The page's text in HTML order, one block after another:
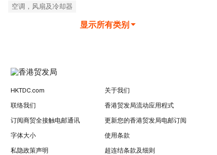
空调，风扇及冷却器
显示所有类别
HKTDC.com 关于我们
联络我们 香港贸发局流动应用程式
订阅商贸全接触电邮通讯 更新您的香港贸发局电邮订阅
字体大小 使用条款
私隐政策声明 超连结条款及细则